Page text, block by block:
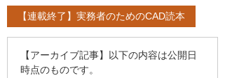
【連載終了】実務者のためのCAD読本
【アーカイブ記事】以下の内容は公開日
時点のものです。